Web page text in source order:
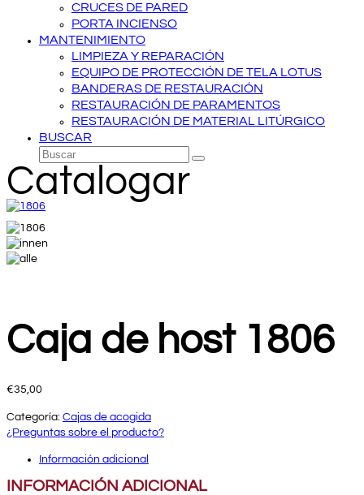
CRUCES DE PARED
PORTA INCIENSO
MANTENIMIENTO
LIMPIEZA Y REPARACIÓN
EQUIPO DE PROTECCIÓN DE TELA LOTUS
BANDERAS DE RESTAURACIÓN
RESTAURACIÓN DE PARAMENTOS
RESTAURACIÓN DE MATERIAL LITÚRGICO
BUSCAR
Buscar
Enviar
Catalogar
Caja de host 1806
€35,00
Categoría: Cajas de acogida
¿Preguntas sobre el producto?
Información adicional
INFORMACIÓN ADICIONAL